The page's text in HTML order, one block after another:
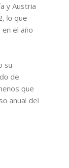
y Austria
lo que
el año
su
de
que
anual del